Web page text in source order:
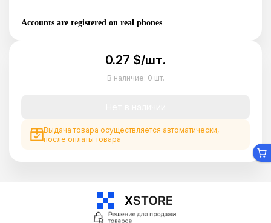
Accounts are registered on real phones
0.27 $/шт.
В наличие: 0 шт.
Выдача товара осуществляется автоматически,
после оплаты товара